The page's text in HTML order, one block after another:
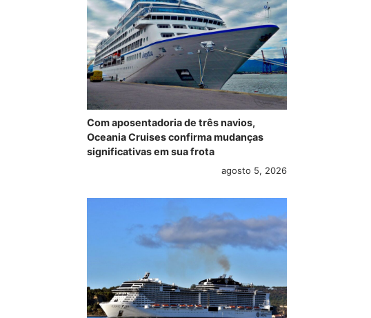
Com aposentadoria de três navios,
Oceania Cruises confirma mudanças
significativas em sua frota
agosto 5, 2026